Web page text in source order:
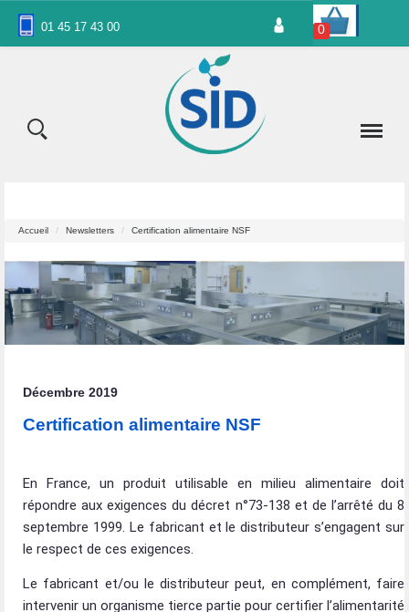
01 45 17 43 00 0
Accueil Newsletters Certification alimentaire NSF
Décembre 2019
Certification alimentaire NSF
En France, un produit utilisable en milieu alimentaire doit
répondre aux exigences du décret n°73-138 et de l’arrêté du 8
septembre 1999. Le fabricant et le distributeur s’engagent sur
le respect de ces exigences.
Le fabricant et/ou le distributeur peut, en complément, faire
intervenir un organisme tierce partie pour certifier l’alimentarité